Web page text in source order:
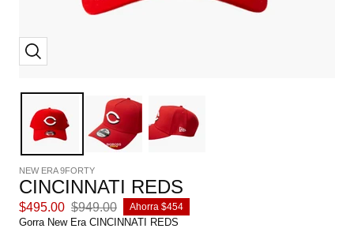
Zoom
NEW ERA 9FORTY
CINCINNATI REDS
Precio
de
$495.00 Precio
normal
$949.00 Ahorra $454
Gorra New Era CINCINNATI REDS